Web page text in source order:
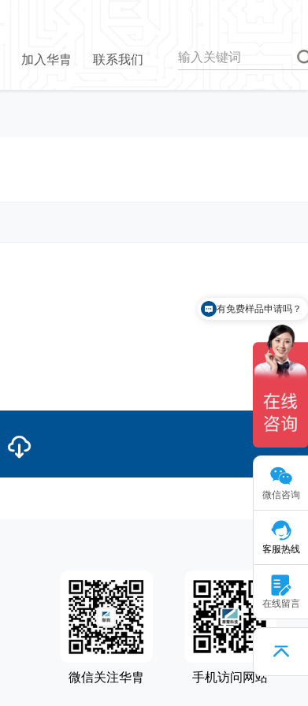
加入华胄 联系我们
微信关注华胄 手机访问网站
微信咨询
客服热线
在线留言
有免费样品申请吗？